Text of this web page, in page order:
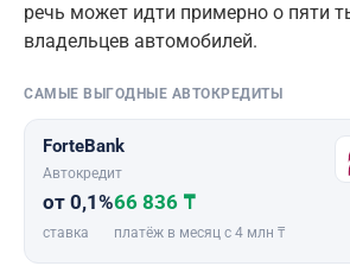
речь может идти примерно о пяти
владельцев автомобилей.
САМЫЕ ВЫГОДНЫЕ АВТОКРЕДИТЫ
ForteBank
Автокредит
от 0,1%
ставка
66 836 ₸
платёж в месяц с 4 млн ₸